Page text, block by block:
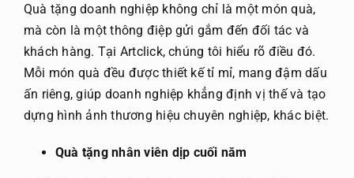
Tin tức
Hướng
Quà tặng doanh nghiệp không chỉ là một món quà,
mà còn là một thông điệp gửi gắm đến đối tác và
khách hàng. Tại Artclick, chúng tôi hiểu rõ điều đó.
Mỗi món quà đều được thiết kế tỉ mỉ, mang đậm dấu
ấn riêng, giúp doanh nghiệp khẳng định vị thế và tạo
dựng hình ảnh thương hiệu chuyên nghiệp, khác biệt.
Quà tặng nhân viên dịp cuối năm